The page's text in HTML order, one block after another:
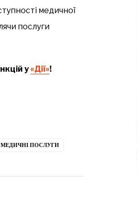
медичної
послуги
у«Дії»!
МЕДИЧНІ ПОСЛУГИ